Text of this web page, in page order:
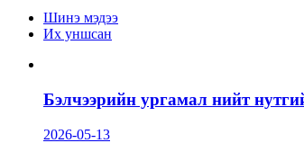
Шинэ мэдээ
Их уншсан
Бэлчээрийн ургамал нийт
2026-05-13